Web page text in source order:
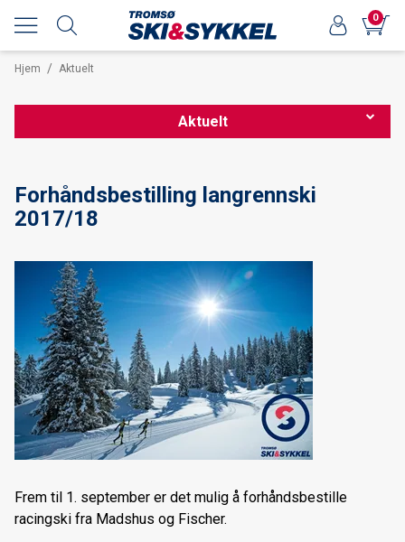
0
Hjem / Aktuelt
Aktuelt
Forhåndsbestilling av langrennsski 25/26
OPPDATERT Smøretips Reistadløpet 2025
Smøretips Reistadløpet 2025
Ekspedisjoner og turinspirasjon med Kristin Harila hos Tromsø
ski & sykkel
Ski, snowshoe & bike rental in Tromsø
Filmvisning med Nikolai Schirmer
NYE Trek Rail+ er her
Forhåndsbestilling langrennsski 2024/25
Forhåndsbestilling langrennski
2017/18
Frem til 1. september er det mulig å forhåndsbestille
racingski fra Madshus og Fischer.